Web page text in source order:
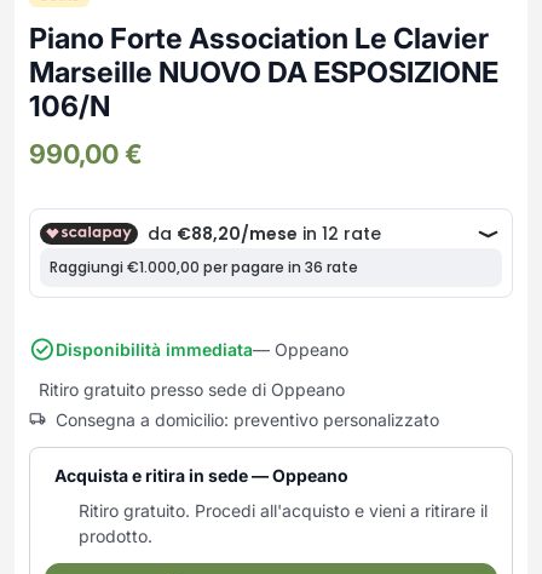
Frullatori
Grattugie elettriche
Macchine caffe e capsule
Pulizia Casa
Sbattitori
Stiro
Tostapane
Tritacarne
Utensili da cucina
Yogurtiere
Lampade da parete
Lampade da tavolo
Lampade da terra
Mobili Ingresso
Mobili Multiuso
SOGGIORNO
Complementi Soggiorno
Divani e Poltrone
Sedie e Sgabelli
Tavoli e Tavolini
Banconi Reception
Cucitrici e accessori
Mobili per ufficio
Sedie per ufficio
TAVOLI USATI TAVOLINI USATI
Piano Forte Association Le Clavier
Marseille NUOVO DA ESPOSIZIONE
106/N
990,00€
Disponibilità immediata— Oppeano
Ritiro gratuito presso sede di Oppeano
Consegna a domicilio: preventivo personalizzato
Acquista e ritira in sede — Oppeano
Ritiro gratuito. Procedi all'acquisto e vieni a ritirare il
prodotto.